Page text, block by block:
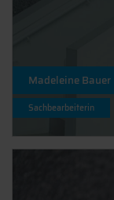
Madeleine Bauer
Sachbearbeiterin